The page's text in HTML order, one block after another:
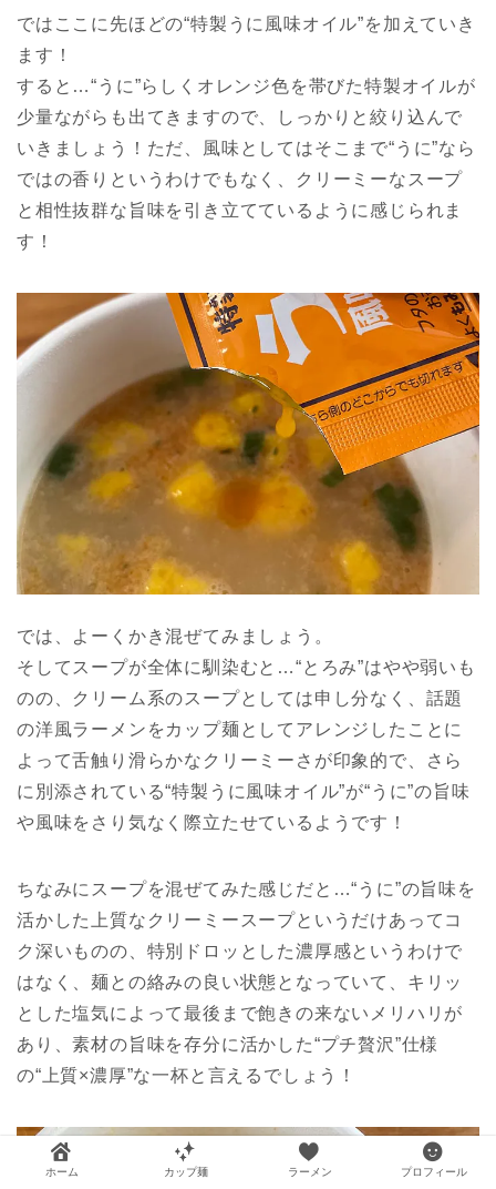
ではここに先ほどの“特製うに風味オイル”を加えていき
ます！
すると…“うに”らしくオレンジ色を帯びた特製オイルが
少量ながらも出てきますので、しっかりと絞り込んで
いきましょう！ただ、風味としてはそこまで“うに”なら
ではの香りというわけでもなく、クリーミーなスープ
と相性抜群な旨味を引き立てているように感じられま
す！
では、よーくかき混ぜてみましょう。
そしてスープが全体に馴染むと…“とろみ”はやや弱いも
のの、クリーム系のスープとしては申し分なく、話題
の洋風ラーメンをカップ麺としてアレンジしたことに
よって舌触り滑らかなクリーミーさが印象的で、さら
に別添されている“特製うに風味オイル”が“うに”の旨味
や風味をさり気なく際立たせているようです！
ちなみにスープを混ぜてみた感じだと…“うに”の旨味を
活かした上質なクリーミースープというだけあってコ
ク深いものの、特別ドロッとした濃厚感というわけで
はなく、麺との絡みの良い状態となっていて、キリッ
とした塩気によって最後まで飽きの来ないメリハリが
あり、素材の旨味を存分に活かした“プチ贅沢”仕様
の“上質×濃厚”な一杯と言えるでしょう！
ホーム カップ麺 ラーメン プロフィール